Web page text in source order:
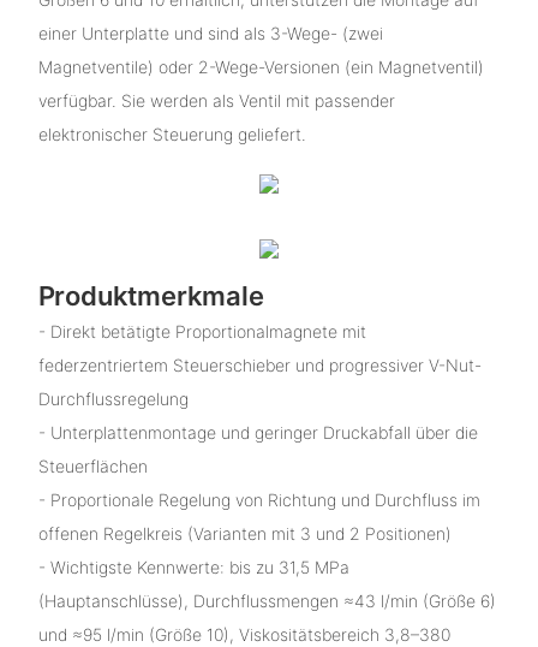
einer Unterplatte und sind als 3-Wege- (zwei
Magnetventile) oder 2-Wege-Versionen (ein Magnetventil)
verfügbar. Sie werden als Ventil mit passender
elektronischer Steuerung geliefert.
Produktmerkmale
- Direkt betätigte Proportionalmagnete mit
federzentriertem Steuerschieber und progressiver V-Nut-
Durchflussregelung
- Unterplattenmontage und geringer Druckabfall über die
Steuerflächen
- Proportionale Regelung von Richtung und Durchfluss im
offenen Regelkreis (Varianten mit 3 und 2 Positionen)
- Wichtigste Kennwerte: bis zu 31,5 MPa
(Hauptanschlüsse), Durchflussmengen ≈43 l/min (Größe 6)
und ≈95 l/min (Größe 10), Viskositätsbereich 3,8–380